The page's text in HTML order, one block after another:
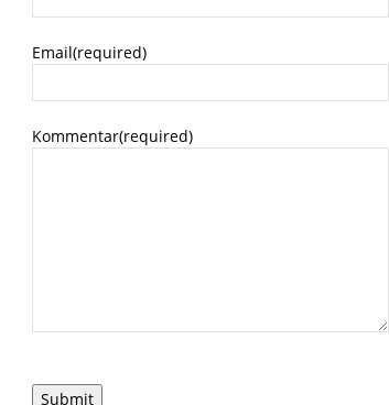
Email(required)
Kommentar(required)
Submit